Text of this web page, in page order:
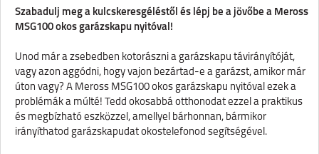
Szabadulj meg a kulcskeresgéléstől és lépj be a jövőbe a Meross
MSG100 okos garázskapu nyitóval!
Unod már a zsebedben kotorászni a garázskapu távirányítóját,
vagy azon aggódni, hogy vajon bezártad-e a garázst, amikor már
úton vagy? A Meross MSG100 okos garázskapu nyitóval ezek a
problémák a múlté! Tedd okosabbá otthonodat ezzel a praktikus
és megbízható eszközzel, amellyel bárhonnan, bármikor
irányíthatod garázskapudat okostelefonod segítségével.